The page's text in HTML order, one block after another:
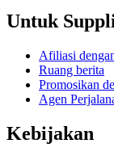
Untuk
Afiliasi
Ruang berita
Promosikan
Agen
Kebijakan